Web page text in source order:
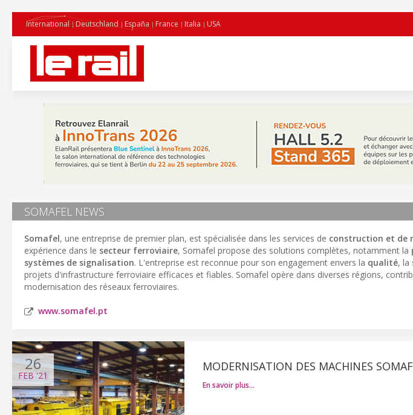
International Deutschland España France Italia USA
SOMAFEL NEWS
Somafel, une entreprise de premier plan, est spécialisée dans les services de construction et de
expérience dans le secteur ferroviaire, Somafel propose des solutions complètes, notamment la
systèmes de signalisation. L'entreprise est reconnue pour son engagement envers la qualité, la
projets d'infrastructure ferroviaire efficaces et fiables. Somafel opère dans diverses régions,
modernisation des réseaux ferroviaires.
www.somafel.pt
26
FEB '21
MODERNISATION DES MACHINES
En savoir plus…